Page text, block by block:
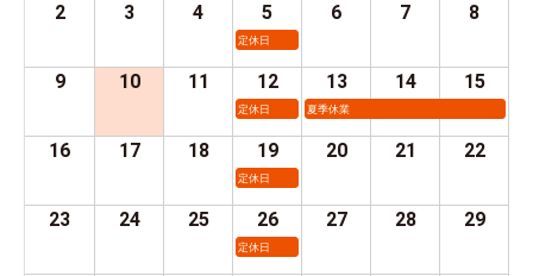
2 3 4 5
定休日
6 7 8
9 10 11 12
定休日
13
夏季休業
14 15
16 17 18 19
定休日
20 21 22
23 24 25 26
定休日
27 28 29